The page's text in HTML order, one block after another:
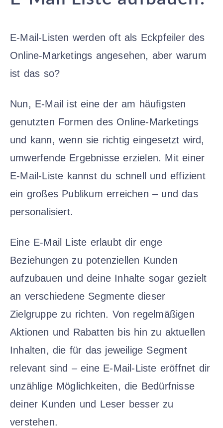
E-Mail-Listen werden oft als Eckpfeiler des
Online-Marketings angesehen, aber warum
ist das so?
Nun, E-Mail ist eine der am häufigsten
genutzten Formen des Online-Marketings
und kann, wenn sie richtig eingesetzt wird,
umwerfende Ergebnisse erzielen. Mit einer
E-Mail-Liste kannst du schnell und effizient
ein großes Publikum erreichen – und das
personalisiert.
Eine E-Mail Liste erlaubt dir enge
Beziehungen zu potenziellen Kunden
aufzubauen und deine Inhalte sogar gezielt
an verschiedene Segmente dieser
Zielgruppe zu richten. Von regelmäßigen
Aktionen und Rabatten bis hin zu aktuellen
Inhalten, die für das jeweilige Segment
relevant sind – eine E-Mail-Liste eröffnet dir
unzählige Möglichkeiten, die Bedürfnisse
deiner Kunden und Leser besser zu
verstehen.